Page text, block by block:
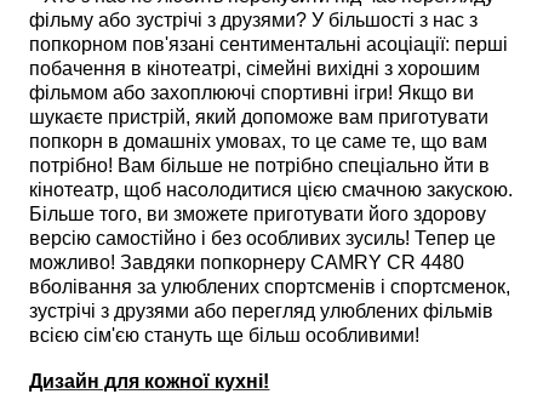
фільму або зустрічі з друзями? У більшості з нас з
попкорном пов'язані сентиментальні асоціації: перші
побачення в кінотеатрі, сімейні вихідні з хорошим
фільмом або захоплюючі спортивні ігри! Якщо ви
шукаєте пристрій, який допоможе вам приготувати
попкорн в домашніх умовах, то це саме те, що вам
потрібно! Вам більше не потрібно спеціально йти в
кінотеатр, щоб насолодитися цією смачною закускою.
Більше того, ви зможете приготувати його здорову
версію самостійно і без особливих зусиль! Тепер це
можливо! Завдяки попкорнеру CAMRY CR 4480
вболівання за улюблених спортсменів і спортсменок,
зустрічі з друзями або перегляд улюблених фільмів
всією сім'єю стануть ще більш особливими!
Дизайн для кожної кухні!